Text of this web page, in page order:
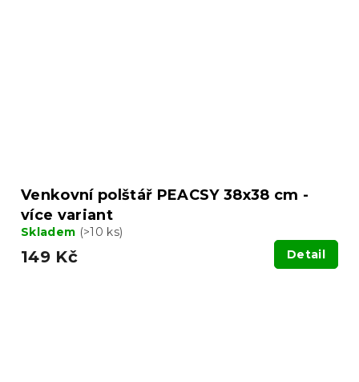
Venkovní polštář PEACSY 38x38 cm -
více variant
Skladem (>10 ks)
149 Kč Detail